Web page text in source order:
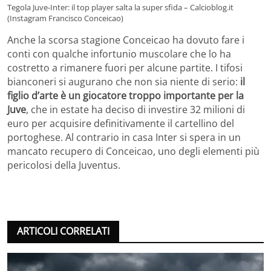
Tegola Juve-Inter: il top player salta la super sfida – Calcioblog.it
(Instagram Francisco Conceicao)
Anche la scorsa stagione Conceicao ha dovuto fare i
conti con qualche infortunio muscolare che lo ha
costretto a rimanere fuori per alcune partite. I tifosi
bianconeri si augurano che non sia niente di serio: il
figlio d’arte è un giocatore troppo importante per la
Juve, che in estate ha deciso di investire 32 milioni di
euro per acquisire definitivamente il cartellino del
portoghese. Al contrario in casa Inter si spera in un
mancato recupero di Conceicao, uno degli elementi più
pericolosi della Juventus.
ARTICOLI CORRELATI